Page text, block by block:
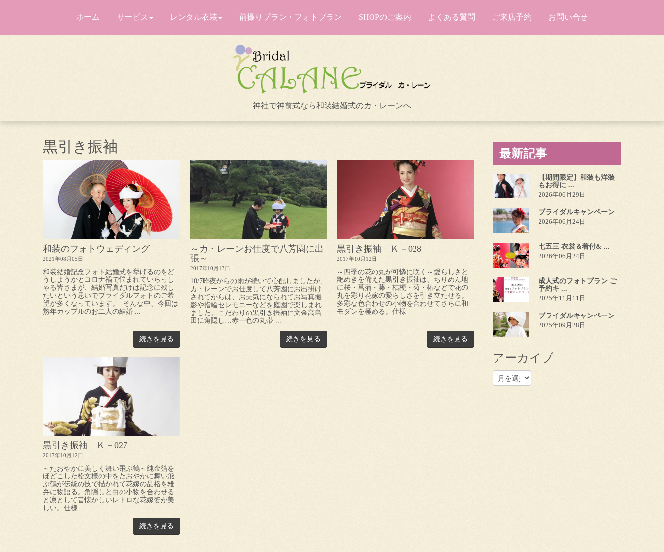
ホーム サービス レンタル衣装 前撮りプラン・フォトプラン SHOPのご案内 よくある質問 ご来店予約 お問い合せ
神社で神前式なら和装結婚式のカ・レーンへ
黒引き振袖
和装のフォトウェディング
2021年08月05日
和装結婚記念フォト結婚式を挙げるのをど
うしようかとコロナ禍で悩まれていらっし
ゃる皆さまが、結婚写真だけは記念に残し
たいという思いでブライダルフォトのご希
望が多くなっています。 そんな中、今回は
熟年カップルのお二人の結婚 ...
続きを見る
～カ・レーンお仕度で八芳園に出
張～
2017年10月13日
10/7昨夜からの雨が続いて心配しましたが、
カ・レーンでお仕度して八芳園にお出掛け
されてからは、お天気になられてお写真撮
影や指輪セレモニーなどを庭園で楽しまれ
ました。こだわりの黒引き振袖に文金高島
田に角隠し…赤一色の丸帯 ...
続きを見る
黒引き振袖 Ｋ－028
2017年10月12日
～四季の花の丸が可憐に咲く～愛らしさと
艶めきを備えた黒引き振袖は、ちりめん地
に桜・菖蒲・藤・桔梗・菊・椿などで花の
丸を彩り花嫁の愛らしさを引き立たせる。
多彩な色合わせの小物を合わせてさらに和
モダンを極める。仕様
続きを見る
黒引き振袖 Ｋ－027
2017年10月12日
～たおやかに美しく舞い飛ぶ鶴～純金箔を
ほどこした松文様の中をたおやかに舞い飛
ぶ鶴が伝統の技で描かれて花嫁の品格を雄
弁に物語る。角隠しと白の小物を合わせる
と凛として昔懐かしいレトロな花嫁姿が美
しい。仕様
続きを見る
最新記事
【期間限定】和装も洋装
もお得に ...
2026年06月29日
ブライダルキャンペーン
2026年06月24日
七五三 衣裳＆着付& ...
2026年06月24日
成人式のフォトプラン ご
予約キ ...
2025年11月11日
ブライダルキャンペーン
2025年09月28日
アーカイブ